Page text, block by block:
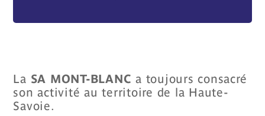
La SA MONT-BLANC a toujours consacré
son activité au territoire de la Haute-
Savoie.